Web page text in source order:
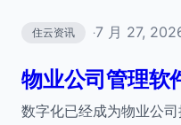
住云资讯 ·7 月 27,
物业公司管理软
数字化已经成为物业公